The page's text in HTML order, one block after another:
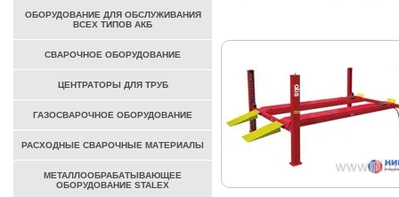
ОБОРУДОВАНИЕ ДЛЯ ОБСЛУЖИВАНИЯ
ВСЕХ ТИПОВ АКБ
СВАРОЧНОЕ ОБОРУДОВАНИЕ
ЦЕНТРАТОРЫ ДЛЯ ТРУБ
ГАЗОСВАРОЧНОЕ ОБОРУДОВАНИЕ
РАСХОДНЫЕ СВАРОЧНЫЕ МАТЕРИАЛЫ
МЕТАЛЛООБРАБАТЫВАЮЩЕЕ
ОБОРУДОВАНИЕ STALEX